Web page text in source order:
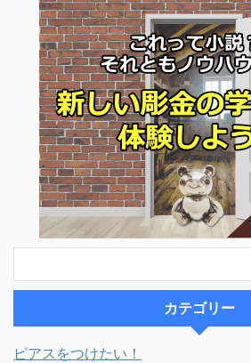
カテゴリー
ピアスをつけたい！